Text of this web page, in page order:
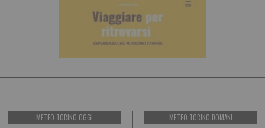
METEO TORINO OGGI METEO TORINO DOMANI